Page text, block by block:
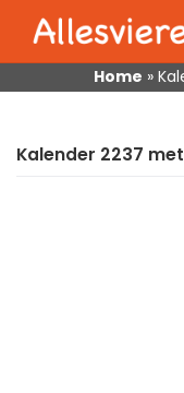
content
Home »
Kalender 2237